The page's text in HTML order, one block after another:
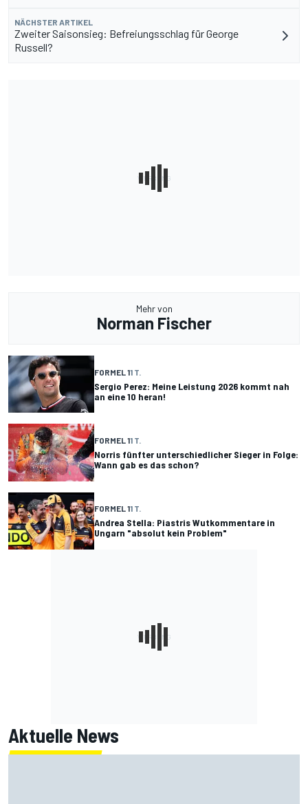
NÄCHSTER ARTIKEL
Zweiter Saisonsieg: Befreiungsschlag für George
Russell?
Mehr von
Norman Fischer
FORMEL 11 T.
Sergio Perez: Meine Leistung 2026 kommt nah
an eine 10 heran!
FORMEL 11 T.
Norris fünfter unterschiedlicher Sieger in Folge:
Wann gab es das schon?
FORMEL 11 T.
Andrea Stella: Piastris Wutkommentare in
Ungarn "absolut kein Problem"
Aktuelle News